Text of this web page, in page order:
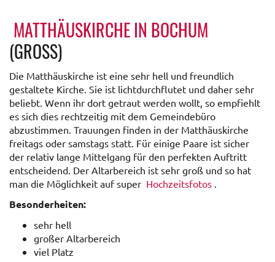
MATTHÄUSKIRCHE IN BOCHUM
(GROSS)
Die Matthäuskirche ist eine sehr hell und freundlich
gestaltete Kirche. Sie ist lichtdurchflutet und daher sehr
beliebt. Wenn ihr dort getraut werden wollt, so empfiehlt
es sich dies rechtzeitig mit dem Gemeindebüro
abzustimmen. Trauungen finden in der Matthäuskirche
freitags oder samstags statt. Für einige Paare ist sicher
der relativ lange Mittelgang für den perfekten Auftritt
entscheidend. Der Altarbereich ist sehr groß und so hat
man die Möglichkeit auf super Hochzeitsfotos
Besonderheiten:
sehr hell
großer Altarbereich
viel Platz